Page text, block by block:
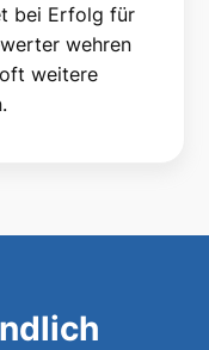
bei Erfolg für
wehren
weitere